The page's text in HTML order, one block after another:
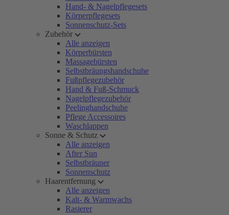
Hand- & Nagelpflegesets
Körperpflegesets
Sonnenschutz-Sets
Zubehör
Alle anzeigen
Körperbürsten
Massagebürsten
Selbstbräungshandschuhe
Fußpflegezubehör
Hand & Fuß-Schmuck
Nagelpflegezubehör
Peelinghandschuhe
Pflege Accessoires
Waschlappen
Sonne & Schutz
Alle anzeigen
After Sun
Selbstbräuner
Sonnenschutz
Haarentfernung
Alle anzeigen
Kalt- & Warmwachs
Rasierer